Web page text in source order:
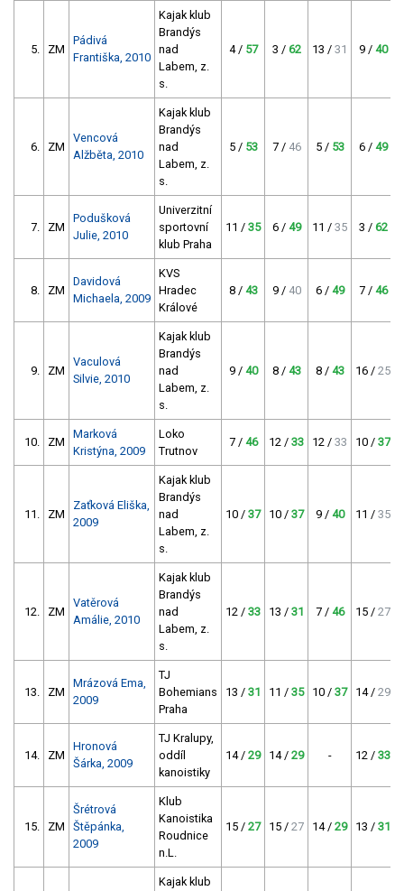
5. ZM
Pádivá
Františka, 2010
Kajak klub
Brandýs
nad
Labem, z.
s.
4 / 57 3 / 62 13 / 31 9 / 40
6. ZM
Vencová
Alžběta, 2010
Kajak klub
Brandýs
nad
Labem, z.
s.
5 / 53 7 / 46 5 / 53 6 / 49
7. ZM
Podušková
Julie, 2010
Univerzitní
sportovní
klub Praha
11 / 35 6 / 49 11 / 35 3 / 62
8. ZM
Davidová
Michaela, 2009
KVS
Hradec
Králové
8 / 43 9 / 40 6 / 49 7 / 46
9. ZM
Vaculová
Silvie, 2010
Kajak klub
Brandýs
nad
Labem, z.
s.
9 / 40 8 / 43 8 / 43 16 / 25
10. ZM
Marková
Kristýna, 2009
Loko
Trutnov
7 / 46 12 / 33 12 / 33 10 / 37
11. ZM
Zaťková Eliška,
2009
Kajak klub
Brandýs
nad
Labem, z.
s.
10 / 37 10 / 37 9 / 40 11 / 35
12. ZM
Vatěrová
Amálie, 2010
Kajak klub
Brandýs
nad
Labem, z.
s.
12 / 33 13 / 31 7 / 46 15 / 27
13. ZM
Mrázová Ema,
2009
TJ
Bohemians
Praha
13 / 31 11 / 35 10 / 37 14 / 29
14. ZM
Hronová
Šárka, 2009
TJ Kralupy,
oddíl
kanoistiky
14 / 29 14 / 29 - 12 / 33
15. ZM
Šrétrová
Štěpánka,
2009
Klub
Kanoistika
Roudnice
n.L.
15 / 27 15 / 27 14 / 29 13 / 31
Kajak klub